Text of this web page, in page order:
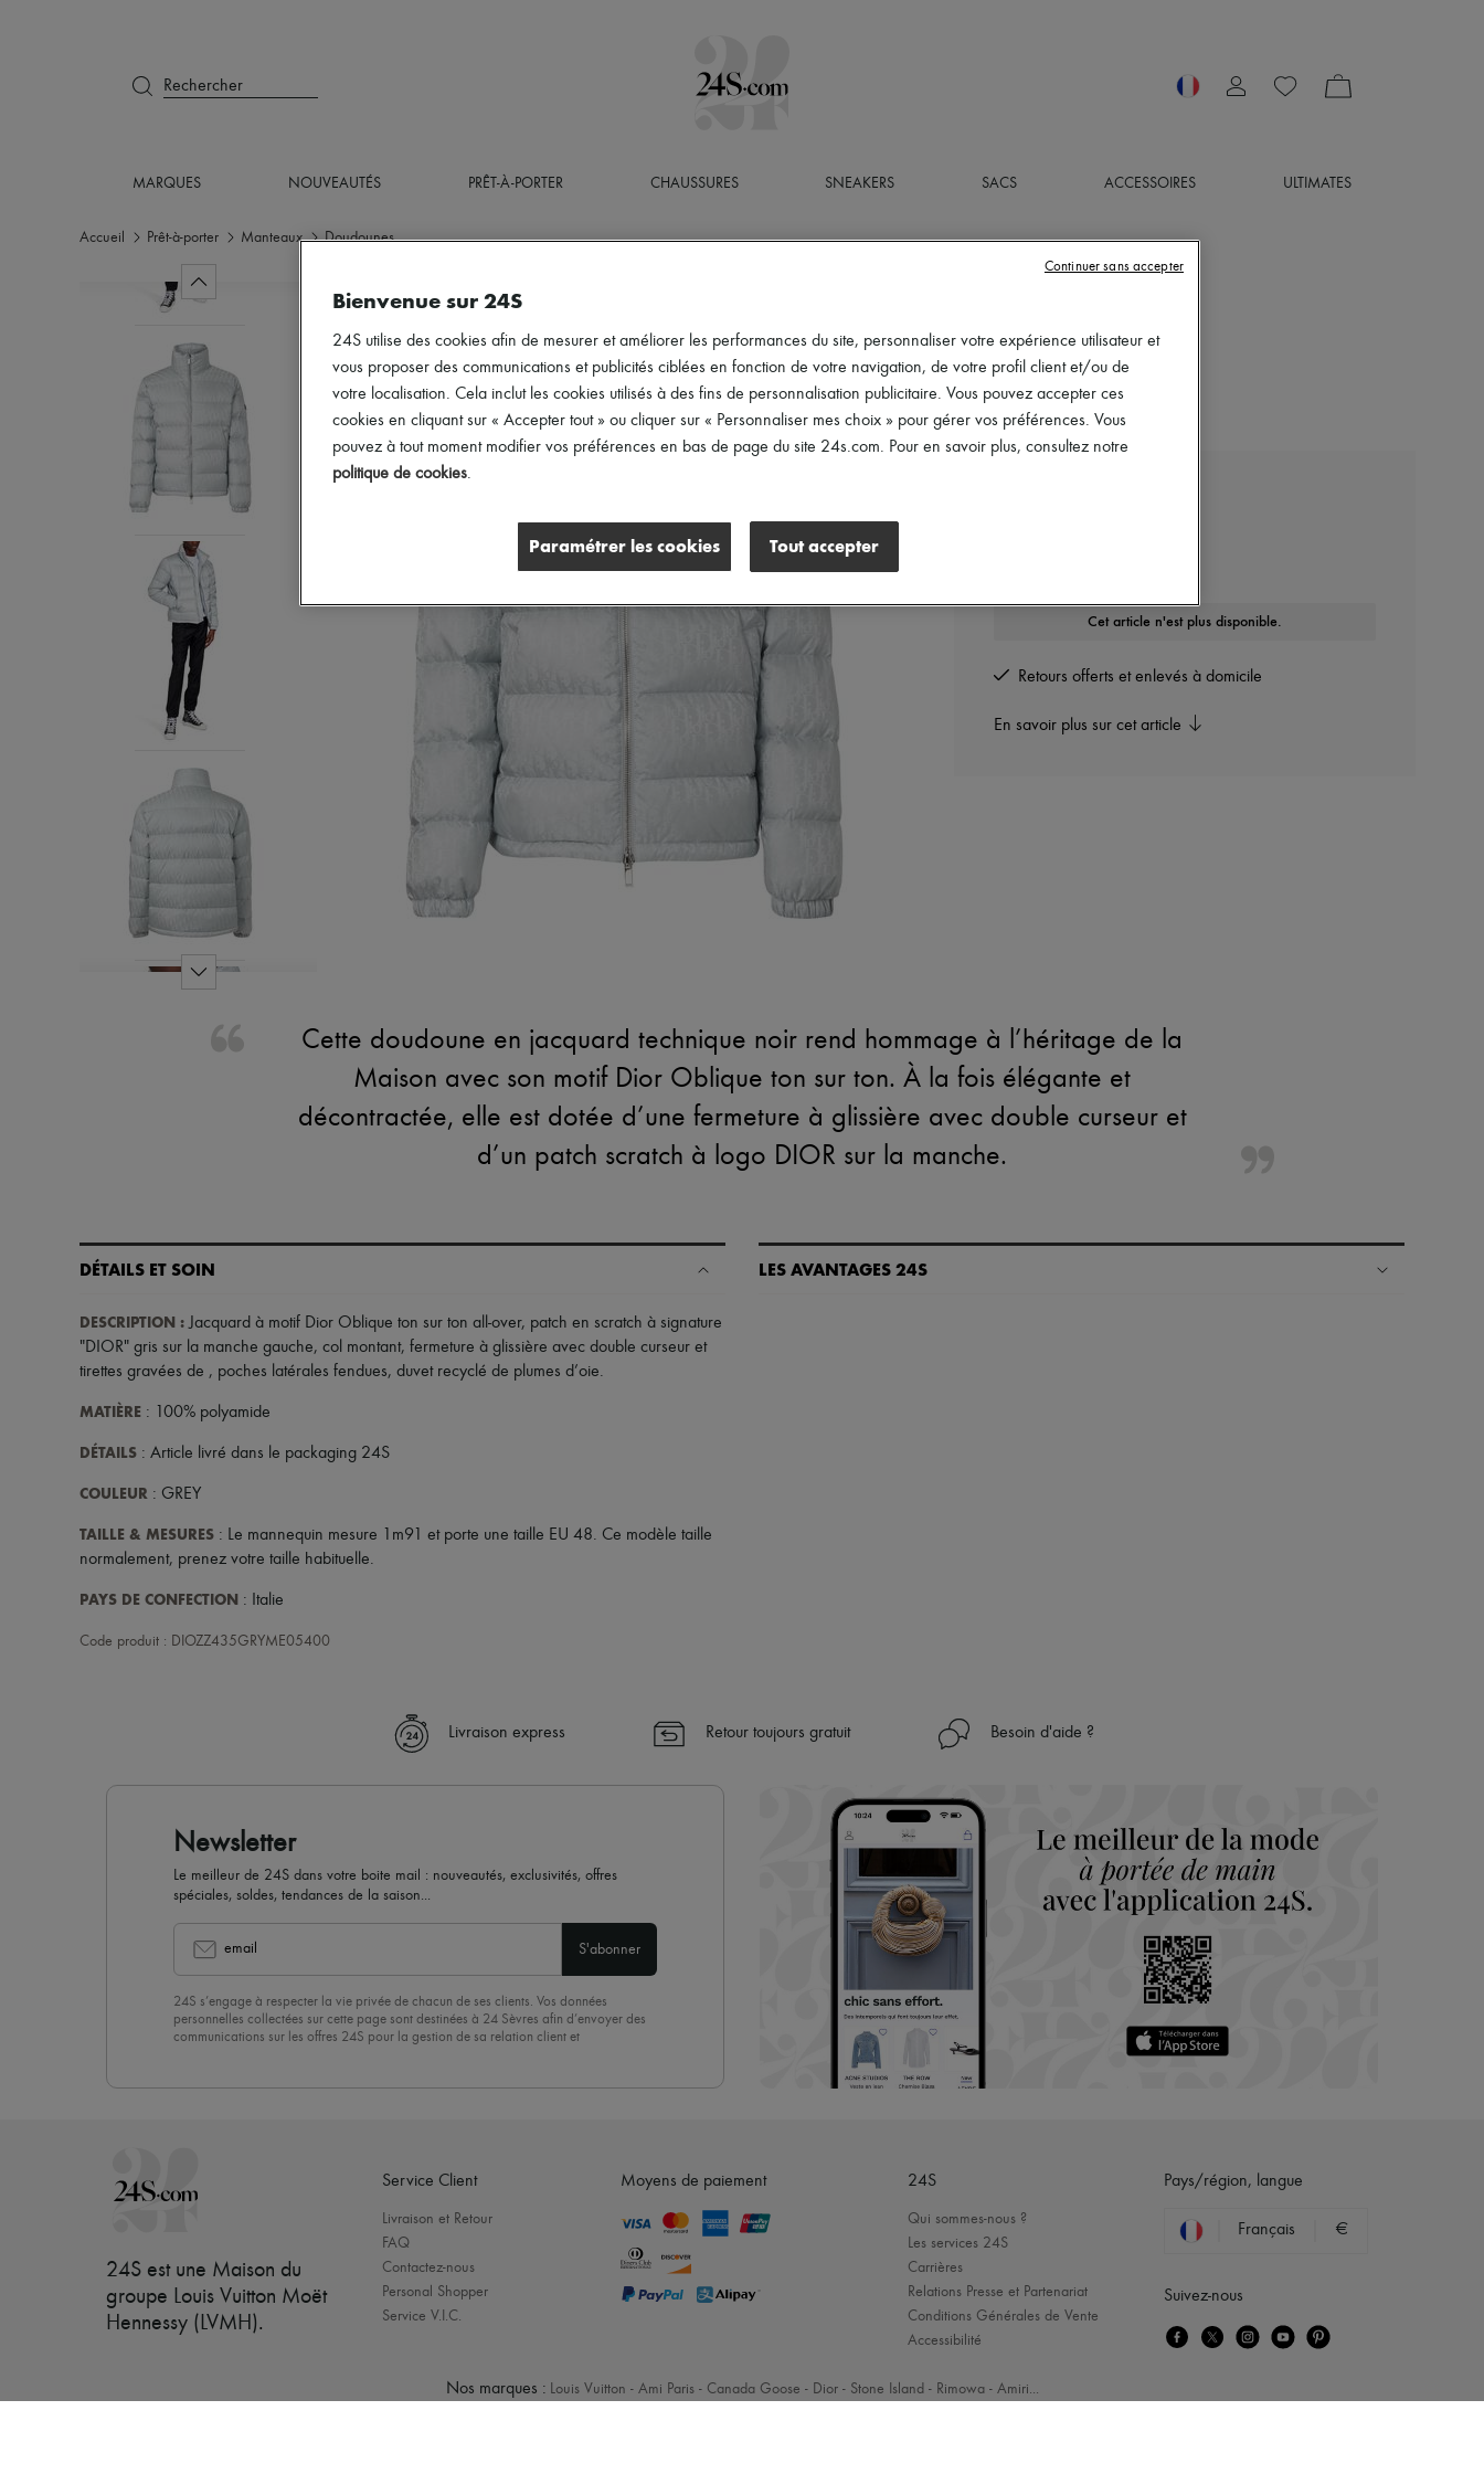
Rechercher
MARQUES NOUVEAUTÉS PRÊT-À-PORTER CHAUSSURES SNEAKERS SACS ACCESSOIRES ULTIMATES
Accueil Prêt-à-porter Manteaux Doudounes
Cet article n'est plus disponible.
Retours offerts et enlevés à domicile
En savoir plus sur cet article
Cette doudoune en jacquard technique noir rend hommage à l’héritage de la
Maison avec son motif Dior Oblique ton sur ton. À la fois élégante et
décontractée, elle est dotée d’une fermeture à glissière avec double curseur et
d’un patch scratch à logo DIOR sur la manche.
DÉTAILS ET SOIN
DESCRIPTION : Jacquard à motif Dior Oblique ton sur ton all-over, patch en scratch à signature
"DIOR" gris sur la manche gauche, col montant, fermeture à glissière avec double curseur et
tirettes gravées de , poches latérales fendues, duvet recyclé de plumes d’oie.
MATIÈRE : 100% polyamide
DÉTAILS : Article livré dans le packaging 24S
COULEUR : GREY
TAILLE & MESURES : Le mannequin mesure 1m91 et porte une taille EU 48. Ce modèle taille
normalement, prenez votre taille habituelle.
PAYS DE CONFECTION : Italie
Code produit : DIOZZ435GRYME05400
LES AVANTAGES 24S
Livraison express Retour toujours gratuit Besoin d'aide ?
Newsletter
Le meilleur de 24S dans votre boite mail : nouveautés, exclusivités, offres
spéciales, soldes, tendances de la saison...
email S'abonner
24S s’engage à respecter la vie privée de chacun de ses clients. Vos données
personnelles collectées sur cette page sont destinées à 24 Sèvres afin d’envoyer des
communications sur les offres 24S pour la gestion de sa relation client et
désinscrire » en bas de page de nos emails.
24S est une Maison du
groupe Louis Vuitton Moët
Hennessy (LVMH).
Service Client
Livraison et Retour
FAQ
Contactez-nous
Personal Shopper
Service V.I.C.
Moyens de paiement 24S
Qui sommes-nous ?
Les services 24S
Carrières
Relations Presse et Partenariat
Conditions Générales de Vente
Accessibilité
Pays/région, langue
Français €
Suivez-nous
Nos marques : Louis Vuitton - Ami Paris- Canada Goose - Dior- Stone Island - Rimowa- Amiri...
Bienvenue sur 24S
24S utilise des cookies afin de mesurer et améliorer les performances du site, personnaliser votre expérience utilisateur et
vous proposer des communications et publicités ciblées en fonction de votre navigation, de votre profil client et/ou de
votre localisation. Cela inclut les cookies utilisés à des fins de personnalisation publicitaire. Vous pouvez accepter ces
cookies en cliquant sur « Accepter tout » ou cliquer sur « Personnaliser mes choix » pour gérer vos préférences. Vous
pouvez à tout moment modifier vos préférences en bas de page du site 24s.com. Pour en savoir plus, consultez notre
politique de cookies.
Paramétrer les cookies Tout accepter
Continuer sans accepter